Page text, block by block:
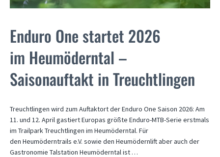
Enduro One startet 2026
im Heumöderntal –
Saisonauftakt in Treuchtlingen
Treuchtlingen wird zum Auftaktort der Enduro One Saison 2026: Am
11. und 12. April gastiert Europas größte Enduro-MTB-Serie erstmals
im Trailpark Treuchtlingen im Heumöderntal. Für
den Heumöderntrails e.V. sowie den Heumödernlift aber auch der
Gastronomie Talstation Heumöderntal ist …